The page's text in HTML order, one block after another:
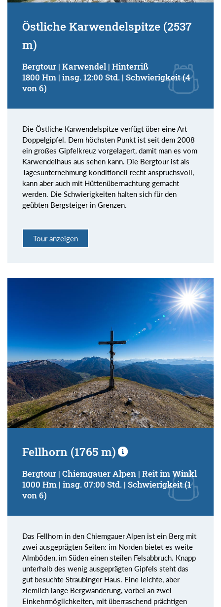
Östliche Karwendelspitze (2537
m)
Bergtour | Karwendel | Hinterriß
1800 Hm | insg. 12:00 Std. | Schwierigkeit (4
von 6)
Die Östliche Karwendelspitze verfügt über eine Art
Doppelgipfel. Dem höchsten Punkt ist seit dem 2008
ein großes Gipfelkreuz vorgelagert, damit man es vom
Karwendelhaus aus sehen kann. Die Bergtour ist als
Tagesunternehmung konditionell recht anspruchsvoll,
kann aber auch mit Hüttenübernachtung gemacht
werden. Die Schwierigkeiten halten sich für den
geübten Bergsteiger in Grenzen.
Tour anzeigen
Fellhorn (1765 m)
Bergtour | Chiemgauer Alpen | Reit im Winkl
1000 Hm | insg. 07:00 Std. | Schwierigkeit (1
von 6)
Das Fellhorn in den Chiemgauer Alpen ist ein Berg mit
zwei ausgeprägten Seiten: im Norden bietet es weite
Almböden, im Süden einen steilen Felsabbruch. Knapp
unterhalb des wenig ausgeprägten Gipfels steht das
gut besuchte Straubinger Haus. Eine leichte, aber
ziemlich lange Bergwanderung, vorbei an zwei
Einkehrmöglichkeiten, mit überraschend prächtigen